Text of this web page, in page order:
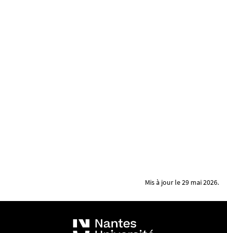
Mis à jour le 29 mai 2026.